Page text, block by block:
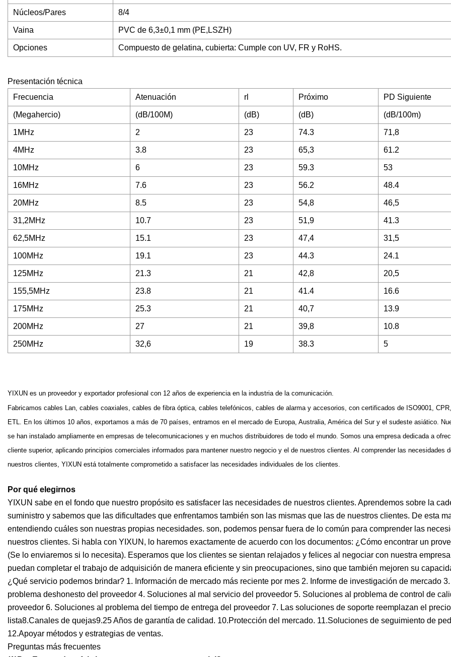
Núcleos/Pares 8/4
Vaina PVC de 6,3±0,1 mm (PE,LSZH)
Opciones Compuesto de gelatina, cubierta: Cumple con UV, FR y RoHS.
Presentación técnica
Frecuencia
Atenuación rl Próximo PD Siguiente
(Megahercio) (dB/100M) (dB) (dB) (dB/100m)
1MHz 2 23 74.3 71,8
4MHz 3.8 23 65,3 61.2
10MHz 6 23 59.3 53
16MHz 7.6 23 56.2 48.4
20MHz 8.5 23 54,8 46,5
31,2MHz 10.7 23 51,9 41.3
62,5MHz 15.1 23 47,4 31,5
100MHz 19.1 23 44.3 24.1
125MHz 21.3 21 42,8 20,5
155,5MHz 23.8 21 41.4 16.6
175MHz 25.3 21 40,7 13.9
200MHz 27 21 39,8 10.8
250MHz 32,6 19 38.3 5
YIXUN es un proveedor y exportador profesional con 12 años de experiencia en la industria de la comunicación.
Fabricamos cables Lan, cables coaxiales, cables de fibra óptica, cables telefónicos, cables de alarma y accesorios, con certificados de ISO9001,
ETL. En los últimos 10 años, exportamos a más de 70 países, entramos en el mercado de Europa, Australia, América del Sur y el sudeste asiático.
se han instalado ampliamente en empresas de telecomunicaciones y en muchos distribuidores de todo el mundo. Somos una empresa dedicada a
cliente superior, aplicando principios comerciales informados para mantener nuestro negocio y el de nuestros clientes. Al comprender las necesidades
nuestros clientes, YIXUN está totalmente comprometido a satisfacer las necesidades individuales de los clientes.
Por qué elegirnos
YIXUN sabe en el fondo que nuestro propósito es satisfacer las necesidades de nuestros clientes. Aprendemos sobre la
suministro y sabemos que las dificultades que enfrentamos también son las mismas que las de nuestros clientes. De esta
entendiendo cuáles son nuestras propias necesidades. son, podemos pensar fuera de lo común para comprender las
nuestros clientes. Si habla con YIXUN, lo haremos exactamente de acuerdo con los documentos: ¿Cómo encontrar un
(Se lo enviaremos si lo necesita). Esperamos que los clientes se sientan relajados y felices al negociar con nuestra
puedan completar el trabajo de adquisición de manera eficiente y sin preocupaciones, sino que también mejoren su
¿Qué servicio podemos brindar? 1. Información de mercado más reciente por mes 2. Informe de investigación de mercado
problema deshonesto del proveedor 4. Soluciones al mal servicio del proveedor 5. Soluciones al problema de control de
proveedor 6. Soluciones al problema del tiempo de entrega del proveedor 7. Las soluciones de soporte reemplazan el precio
lista8.Canales de quejas9.25 Años de garantía de calidad. 10.Protección del mercado. 11.Soluciones de seguimiento de
12.Apoyar métodos y estrategias de ventas.
Preguntas más frecuentes